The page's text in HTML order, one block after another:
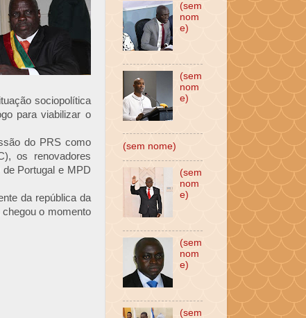
sociopolítica
para viabilizar o
do PRS como
os renovadores
Portugal e MPD
da república da
o momento
(sem
nom
e)
(sem
nom
e)
(sem nome)
(sem
nom
e)
(sem
nom
e)
(sem